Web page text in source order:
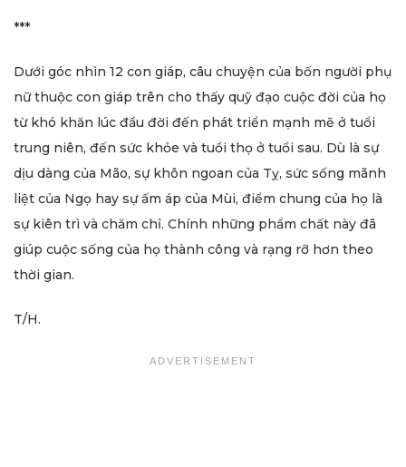
***
Dưới góc nhìn 12 con giáp, câu chuyện của bốn người phụ
nữ thuộc con giáp trên cho thấy quỹ đạo cuộc đời của họ
từ khó khăn lúc đầu đời đến phát triển mạnh mẽ ở tuổi
trung niên, đến sức khỏe và tuổi thọ ở tuổi sau. Dù là sự
dịu dàng của Mão, sự khôn ngoan của Tỵ, sức sống mãnh
liệt của Ngọ hay sự ấm áp của Mùi, điểm chung của họ là
sự kiên trì và chăm chỉ. Chính những phẩm chất này đã
giúp cuộc sống của họ thành công và rạng rỡ hơn theo
thời gian.
T/H.